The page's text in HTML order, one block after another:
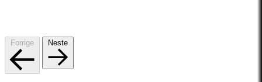
Forrige Neste